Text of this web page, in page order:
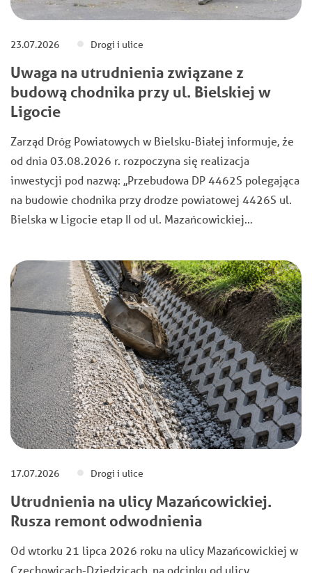
23.07.2026 Drogi i ulice
Uwaga na utrudnienia związane z
budową chodnika przy ul. Bielskiej w
Ligocie
Zarząd Dróg Powiatowych w Bielsku-Białej informuje, że
od dnia 03.08.2026 r. rozpoczyna się realizacja
inwestycji pod nazwą: ,,Przebudowa DP 4462S polegająca
na budowie chodnika przy drodze powiatowej 4426S ul.
Bielska w Ligocie etap II od ul. Mazańcowickiej…
17.07.2026 Drogi i ulice
Utrudnienia na ulicy Mazańcowickiej.
Rusza remont odwodnienia
Od wtorku 21 lipca 2026 roku na ulicy Mazańcowickiej w